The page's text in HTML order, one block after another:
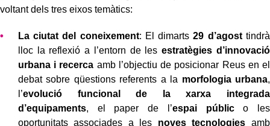
voltant dels tres eixos temàtics:
La ciutat del coneixement: El dimarts 29 d’agosttindrà
lloc la reflexió a l’entorn de lesestratègies d’innovació
urbana i recerca amb l’objectiu de posicionar Reus en el
debat sobre qüestions referents a la morfologia urbana,
l’evolució funcional de la xarxa integrada
d’equipaments, el paper de l’espai público les
oportunitats associades a les noves tecnologies amb